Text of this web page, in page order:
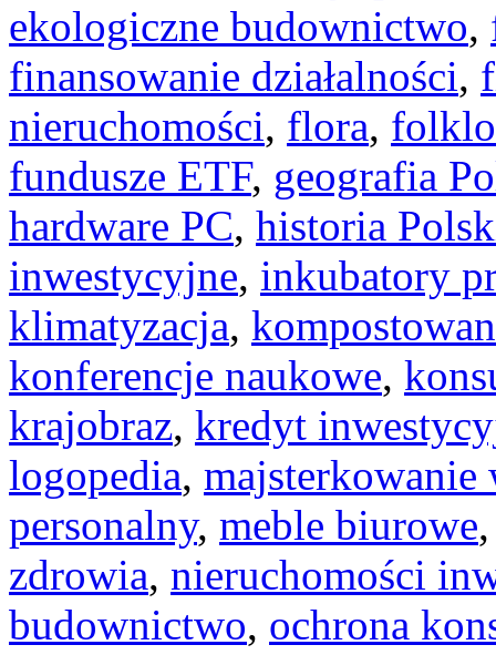
ekologiczne budownictwo,
finansowanie działalności,
nieruchomości, flora,
fundusze ETF, geografia
hardware PC, historia
inwestycyjne, inkubatory
klimatyzacja,
konferencje naukowe,
krajobraz, kredyt
logopedia, majsterkowanie
personalny, meble biurowe
zdrowia, nieruchomości
budownictwo, ochrona